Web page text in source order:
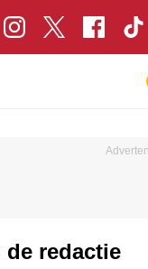
de redactie